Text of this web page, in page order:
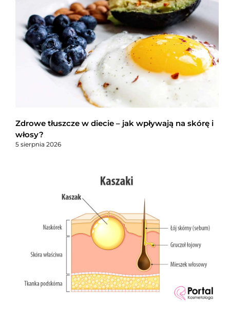
Zdrowe tłuszcze w diecie – jak wpływają na skórę i
włosy?
5 sierpnia 2026